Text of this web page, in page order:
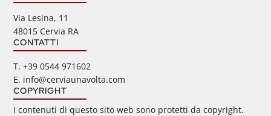
Via Lesina, 11
48015 Cervia RA
CONTATTI
‭T. +39 0544 971602
E. info@cerviaunavolta.com
COPYRIGHT
I contenuti di questo sito web sono protetti da copyright.